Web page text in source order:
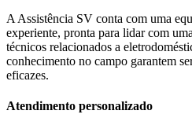
A Assistência SV conta com uma
experiente, pronta para lidar com
técnicos relacionados a
conhecimento no campo garantem
eficazes.
Atendimento personalizado